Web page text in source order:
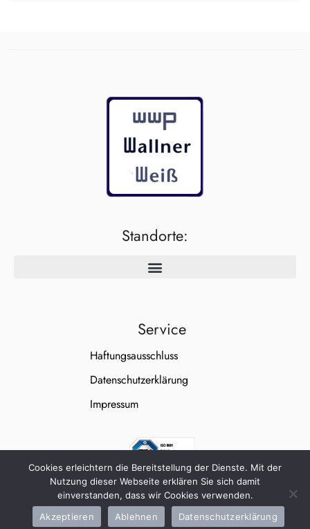
Standorte:
Service
Haftungsausschluss
Datenschutzerklärung
Impressum
WallnerWeiß Unternehmensgruppe © 2026 All Rights Reserved.
Cookies erleichtern die Bereitstellung der Dienste. Mit der
Nutzung dieser Webseite erklären Sie sich damit
einverstanden, dass wir Cookies verwenden.
Akzeptieren
Ablehnen Datenschutzerklärung